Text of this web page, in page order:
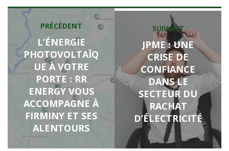
Navigation
l’article
Previous
post:
PRÉCÉDENT
L’ÉNERGIE
PHOTOVOLTAÏQ
UE À VOTRE
PORTE : RR
ENERGY VOUS
ACCOMPAGNE À
FIRMINY ET SES
ALENTOURS
post:
SUIVANT
JPME : UNE
CRISE DE
CONFIANCE
DANS LE
SECTEUR DU
RACHAT
D’ÉLECTRICITÉ